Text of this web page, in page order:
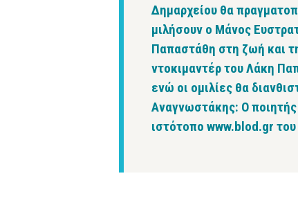
Δημαρχείου θα
μιλήσουν ο Μάνος
Παπαστάθη στη ζωή και
ντοκιμαντέρ του Λάκη
ενώ οι ομιλίες θα
Αναγνωστάκης: Ο
ιστότοπο www.blod.gr